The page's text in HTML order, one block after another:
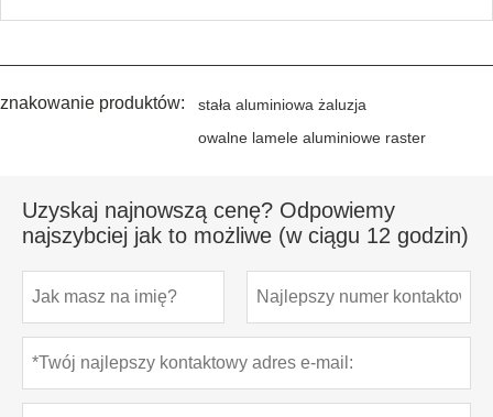
znakowanie produktów:
stała aluminiowa żaluzja
owalne lamele aluminiowe raster
Uzyskaj najnowszą cenę? Odpowiemy
najszybciej jak to możliwe (w ciągu 12 godzin)